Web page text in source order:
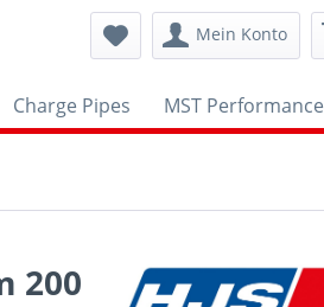
Mein Konto
Charge Pipes MST Performance
200